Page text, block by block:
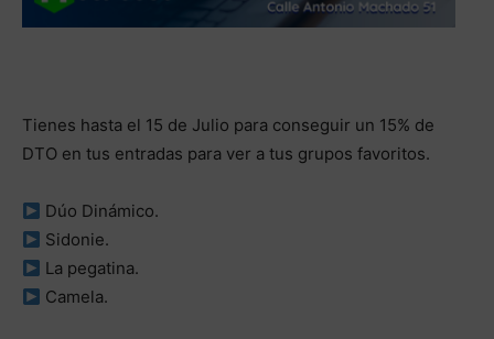
Tienes hasta el 15 de Julio para conseguir un 15% de
DTO en tus entradas para ver a tus grupos favoritos.
Dúo Dinámico.
Sidonie.
La pegatina.
Camela.